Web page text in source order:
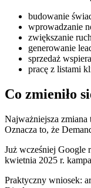
budowanie
wprowadzanie
zwiększanie
generowanie
sprzedaż
pracę z listami
Co zmieniło
Najważniejsza zmiana
Oznacza to, że
Już wcześniej Google
kwietnia 2025 r.
Praktyczny wniosek: